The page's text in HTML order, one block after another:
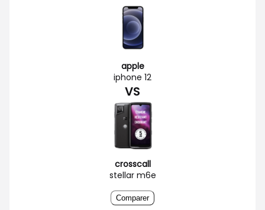
apple
iphone 12
VS
crosscall
stellar m6e
Comparer